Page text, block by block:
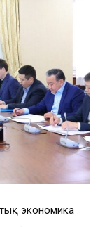
экономика